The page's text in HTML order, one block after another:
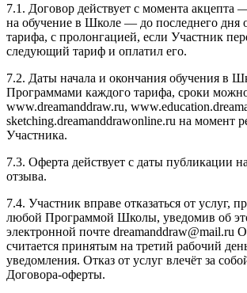
7.1. Договор действует с момента акцепта
на обучение в Школе — до последнего дня
тарифа, с пролонгацией, если Участник
следующий тариф и оплатил его.
7.2. Даты начала и окончания обучения в
Программами каждого тарифа, сроки
www.dreamanddraw.ru,
sketching.dreamanddrawonline.ru на момент
Участника.
7.3. Оферта действует с даты публикации
отзыва.
7.4. Участник вправе отказаться от услуг,
любой Программой Школы, уведомив об
электронной почте dreamanddraw@mail.ru
считается принятым на третий рабочий
уведомления. Отказ от услуг влечёт за
Договора-оферты.